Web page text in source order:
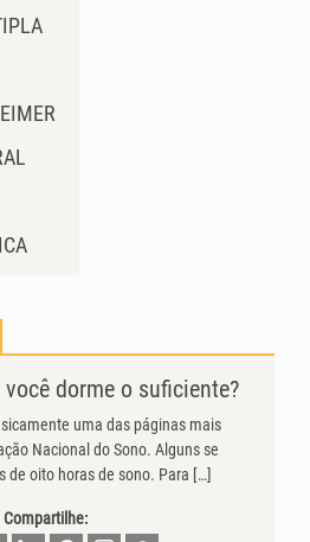
dorme o suficiente?
uma das páginas mais
Nacional do Sono. Alguns se
de oito horas de sono. Para […]
Compartilhe: